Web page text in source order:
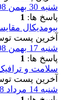
شنبه 30 بهمن 1398, 7:01 am
پاسخ ها: 1
بیومدیکال
آخرین پست
شنبه 17 بهمن 1398, 6:29 pm
پاسخ ها: 1
سلامت و
آخرین پست
شنبه 14 مرداد 1398, 9:49 am